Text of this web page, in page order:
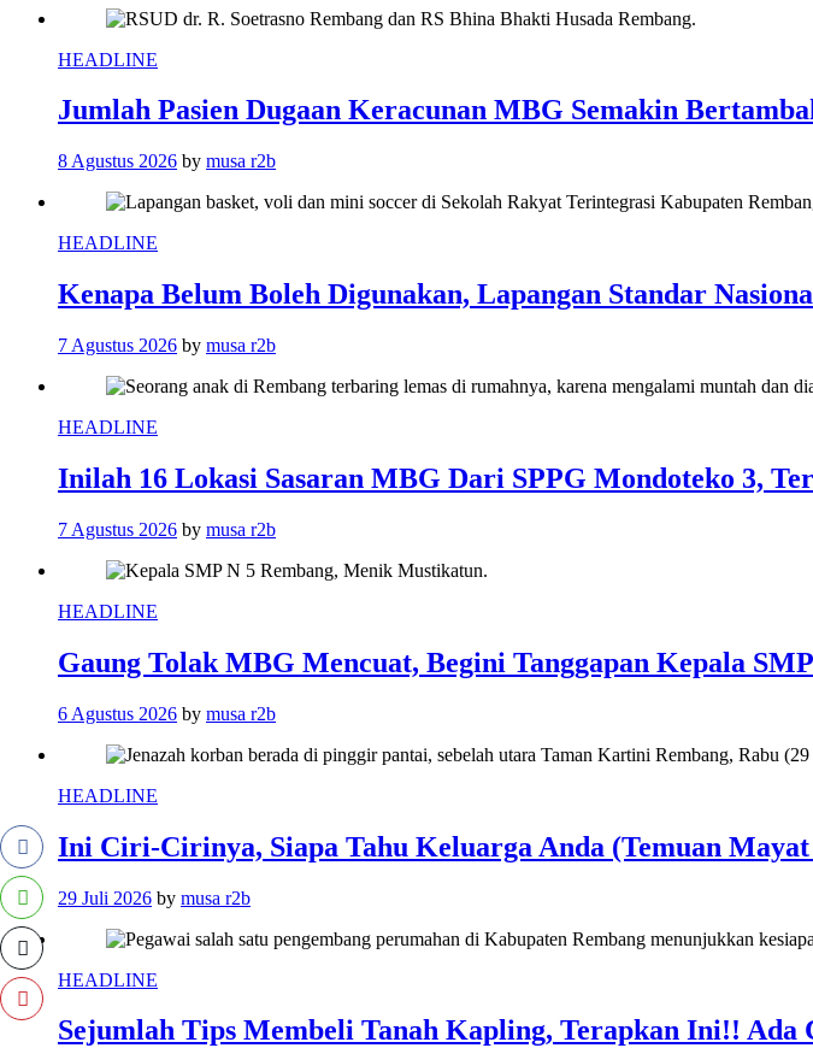
HEADLINE
Jumlah Pasien Dugaan Keracunan MBG Semakin
8 Agustus 2026 by musa r2b
HEADLINE
Kenapa Belum Boleh Digunakan, Lapangan Standar
7 Agustus 2026 by musa r2b
HEADLINE
Inilah 16 Lokasi Sasaran MBG Dari SPPG Mondoteko 3,
7 Agustus 2026 by musa r2b
HEADLINE
Gaung Tolak MBG Mencuat, Begini Tanggapan Kepala
6 Agustus 2026 by musa r2b
HEADLINE
Ini Ciri-Cirinya, Siapa Tahu Keluarga Anda (Temuan
29 Juli 2026 by musa r2b
HEADLINE
Sejumlah Tips Membeli Tanah Kapling, Terapkan Ini!!